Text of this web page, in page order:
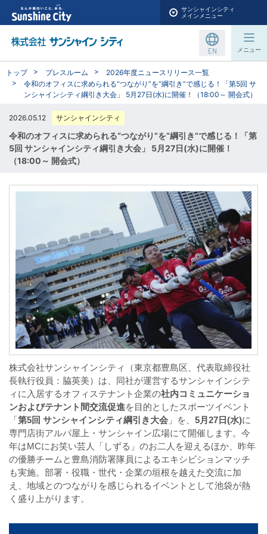
サンシャインシティ
メインメニュー
EN メニュー
トップ プレスルーム
2026年度ニュースリリース一覧
令和のオフィスに求められる“つながり”を“綱引き”で感じる！「第5回 サ
ンシャインシティ綱引き大会」 5月27日(水)に開催！（18:00～ 開会式）
2026.05.12 サンシャインシティ
令和のオフィスに求められる“つながり”を“綱引き”で感じる！「第
5回 サンシャインシティ綱引き大会」 5月27日(水)に開催！
（18:00～ 開会式）
株式会社サンシャインシティ（東京都豊島区、代表取締役社
長執行役員：脇英美）は、同社が運営するサンシャインシテ
ィに入居するオフィステナント企業の社内コミュニケーショ
ンおよびテナント間交流促進を目的としたスポーツイベント
「 第5回 サンシャインシティ綱引き大会 」を、 5月 27 日(水)に
専門店街アルパ屋上・サンシャイン広場にて開催します。今
年はMCにお笑い芸人「しずる」のお二人を迎えるほか、昨年
の優勝チームと豊島消防署隊員によるエキシビションマッチ
も実施。部署・役職・世代・企業の垣根を越えた交流に加
え、地域とのつながりを感じられるイベントとして池袋が熱
く盛り上がります。